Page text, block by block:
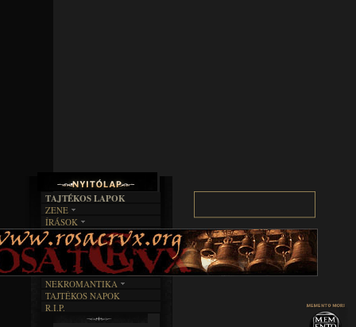
TAJTÉKOS LAPOK
ZENE
EGYÜTTESEK
INTERJÚK
FORDÍTÁSOK
DALSZÖVEGEK
ÍRÁSOK
IRODALOM
FILM
MŰVÉSZET
ÍRÁSTÖRTÉNET
BOSZORKÁNYKONYHA
FEKETE HUMOR
KÉPES
SZÖVEGES
RENDEZVÉNYEK
NEKROMANTIKA
AKTUÁLIS
A MÚLT
TAJTÉKOS NAPOK
R.I.P.